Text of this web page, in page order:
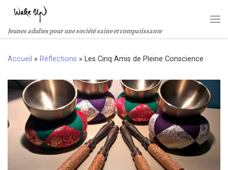
Passer au contenu
Jeunes adultes pour une société saine et compatissante
Accueil » Réflections » Les Cinq Amis de Pleine Conscience